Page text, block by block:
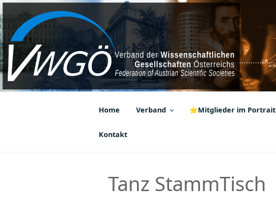
Zum
Inhalt
springen
VWGÖ
Federation of Austrian Scientific Societies
Home Verband ⭐Mitglieder im Portrait
Kontakt
Tanz StammTisch